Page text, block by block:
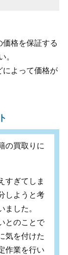
格を保証する
。
によって価格が
の買取りに
すぎてしま
しようと考
ました。
とのことで
気を付けた
作業を行い